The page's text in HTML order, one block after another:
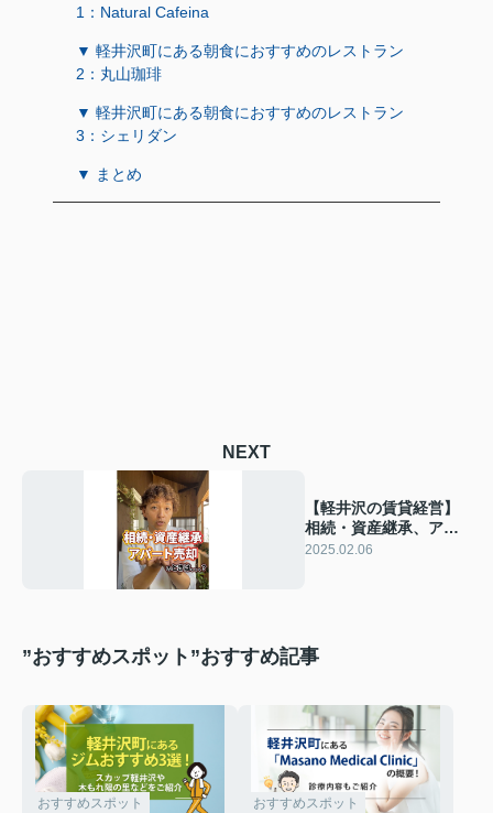
1：Natural Cafeina
▼ 軽井沢町にある朝食におすすめのレストラン
2：丸山珈琲
▼ 軽井沢町にある朝食におすすめのレストラン
3：シェリダン
▼ まとめ
NEXT
【軽井沢の賃貸経営】
相続・資産継承、アパ
ート売却のとき
2025.02.06
”おすすめスポット”おすすめ記事
おすすめスポット おすすめスポット